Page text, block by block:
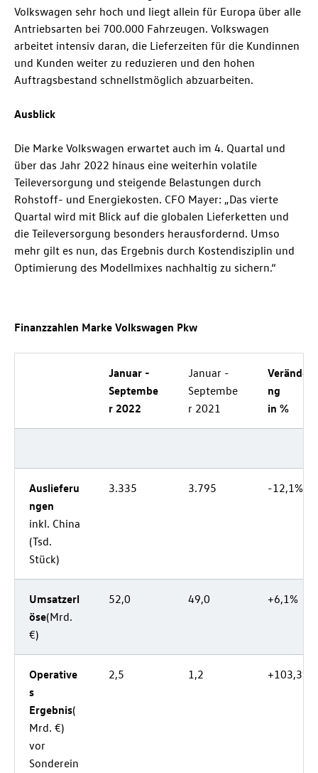
Volkswagen sehr hoch und liegt allein für Europa über alle
Antriebsarten bei 700.000 Fahrzeugen. Volkswagen
arbeitet intensiv daran, die Lieferzeiten für die Kundinnen
und Kunden weiter zu reduzieren und den hohen
Auftragsbestand schnellstmöglich abzuarbeiten.
Ausblick
Die Marke Volkswagen erwartet auch im 4. Quartal und
über das Jahr 2022 hinaus eine weiterhin volatile
Teileversorgung und steigende Belastungen durch
Rohstoff- und Energiekosten. CFO Mayer: „Das vierte
Quartal wird mit Blick auf die globalen Lieferketten und
die Teileversorgung besonders herausfordernd. Umso
mehr gilt es nun, das Ergebnis durch Kostendisziplin und
Optimierung des Modellmixes nachhaltig zu sichern.“
Finanzzahlen Marke Volkswagen Pkw
Januar -
Septembe
r 2022
Januar -
Septembe
r 2021
Veränderu
ng
in %
Auslieferu
ngen
inkl. China
(Tsd.
Stück)
3.335 3.795 -12,1%
Umsatzerl
öse(Mrd.
€)
52,0 49,0 +6,1%
Operative
s
Ergebnis(
Mrd. €)
vor
Sonderein
2,5 1,2 +103,3%